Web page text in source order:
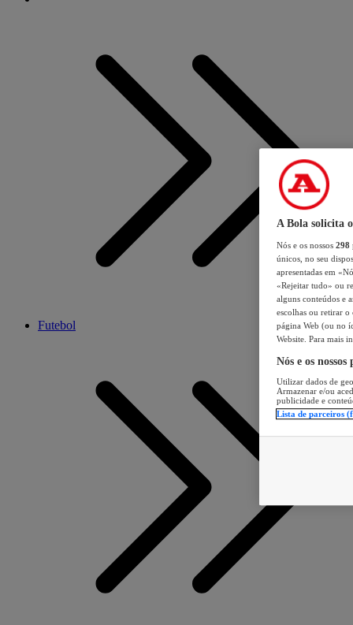
Futebol
A Bola solicita
Nós e os nossos 298
únicos, no seu
apresentadas em
«Rejeitar tudo» ou
alguns conteúdos e
escolhas ou retirar
página Web (ou no
Website. Para mais
Nós e os
Utilizar dados de
Armazenar e/ou
publicidade e
Lista de parceiros